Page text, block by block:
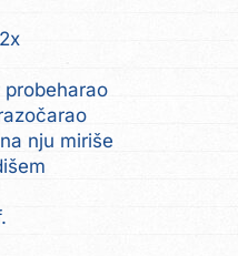
probeharao
nju miriše